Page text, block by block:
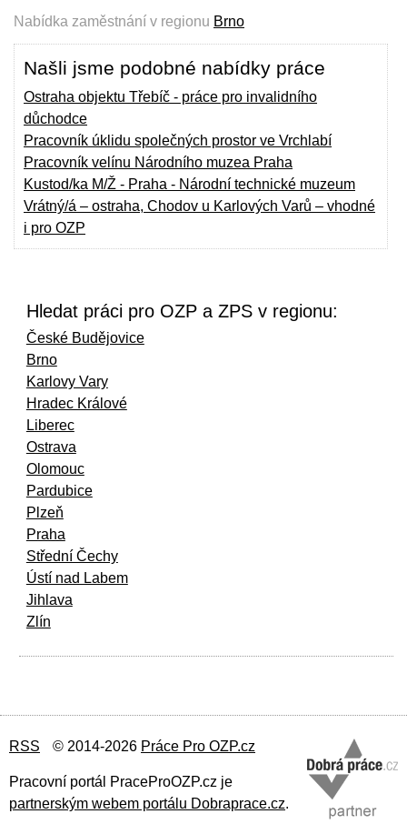
Nabídka zaměstnání v regionu Brno
Našli jsme podobné nabídky práce
Ostraha objektu Třebíč - práce pro invalidního
důchodce
Pracovník úklidu společných prostor ve Vrchlabí
Pracovník velínu Národního muzea Praha
Kustod/ka M/Ž - Praha - Národní technické muzeum
Vrátný/á – ostraha, Chodov u Karlových Varů – vhodné
i pro OZP
Hledat práci pro OZP a ZPS v regionu:
České Budějovice
Brno
Karlovy Vary
Hradec Králové
Liberec
Ostrava
Olomouc
Pardubice
Plzeň
Praha
Střední Čechy
Ústí nad Labem
Jihlava
Zlín
RSS © 2014-2026 Práce Pro OZP.cz
Pracovní portál PraceProOZP.cz je
partnerským webem portálu Dobraprace.cz.